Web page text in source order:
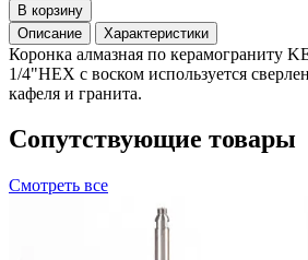
В корзину
Описание
Характеристики
Коронка алмазная по керамограниту
1/4"HEX с воском используется
кафеля и гранита.
Сопутствующие товары
Смотреть все